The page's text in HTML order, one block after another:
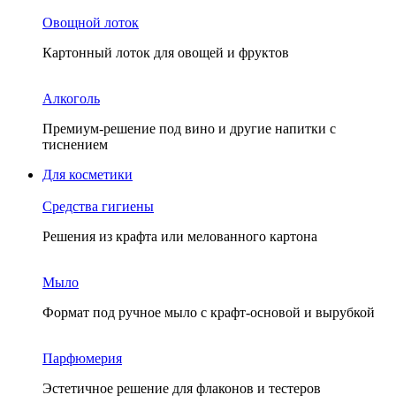
Овощной лоток
Картонный лоток для овощей и фруктов
Алкоголь
Премиум-решение под вино и другие напитки с
тиснением
Для косметики
Средства гигиены
Решения из крафта или мелованного картона
Мыло
Формат под ручное мыло с крафт-основой и вырубкой
Парфюмерия
Эстетичное решение для флаконов и тестеров